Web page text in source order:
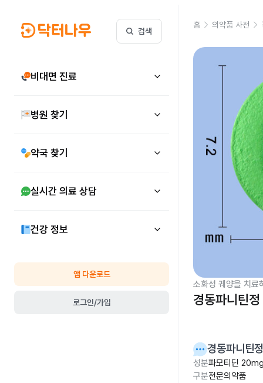
검색
비대면 진료
병원 찾기
약국 찾기
실시간 의료 상담
건강 정보
앱 다운로드
로그인/가입
홈 의약품 사전
소화성 궤양을 치료
경동파니틴
경동파니틴
성분파모티딘
구분전문의약품